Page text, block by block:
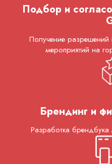
Подбор и
Получение
мероприятий на
Брендинг и
Разработка